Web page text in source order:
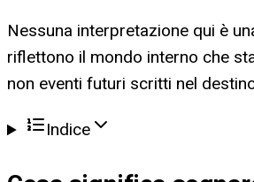
Nessuna interpretazione qui è
riflettono il mondo interno che
non eventi futuri scritti nel
Indice